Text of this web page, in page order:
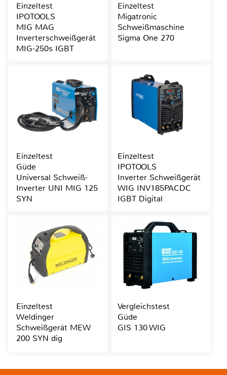
Einzeltest
IPOTOOLS
MIG MAG
Inverterschweißgerät
MIG-250s IGBT
Einzeltest
Migatronic
Schweißmaschine
Sigma One 270
Einzeltest
Güde
Universal Schweiß-
Inverter UNI MIG 125
SYN
Einzeltest
IPOTOOLS
Inverter Schweißgerät
WIG INV185PACDC
IGBT Digital
Einzeltest
Weldinger
Schweißgerät MEW
200 SYN dig
Vergleichstest
Güde
GIS 130 WIG